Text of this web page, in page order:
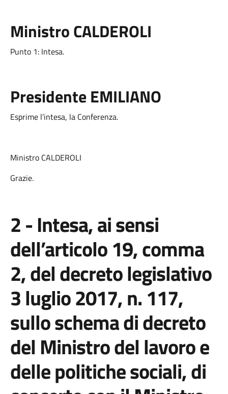
Ministro CALDEROLI
Punto 1: Intesa.
Presidente EMILIANO
Esprime l’intesa, la Conferenza.
Ministro CALDEROLI
Grazie.
2 - Intesa, ai sensi
dell’articolo 19, comma
2, del decreto legislativo
3 luglio 2017, n. 117,
sullo schema di decreto
del Ministro del lavoro e
delle politiche sociali, di